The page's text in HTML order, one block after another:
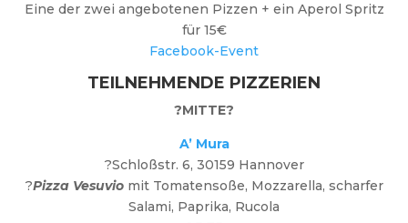
Eine der zwei angebotenen Pizzen + ein Aperol Spritz
für 15€
Facebook-Event
TEILNEHMENDE PIZZERIEN
?MITTE?
A’ Mura
?Schloßstr. 6, 30159 Hannover
?Pizza Vesuviomit Tomatensoße, Mozzarella, scharfer
Salami, Paprika, Rucola